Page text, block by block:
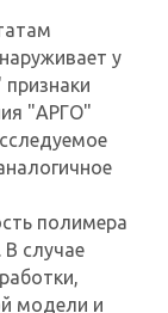
у
"АРГО"
полимера
случае
модели и